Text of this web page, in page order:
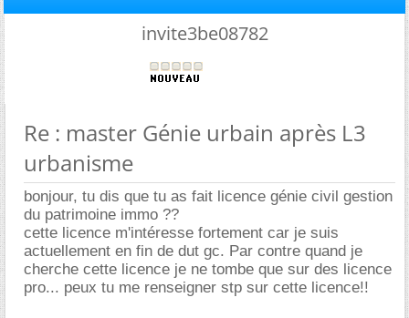
invite3be08782
Re : master Génie urbain après L3
urbanisme
bonjour, tu dis que tu as fait licence génie civil gestion
du patrimoine immo ??
cette licence m'intéresse fortement car je suis
actuellement en fin de dut gc. Par contre quand je
cherche cette licence je ne tombe que sur des licence
pro... peux tu me renseigner stp sur cette licence!!